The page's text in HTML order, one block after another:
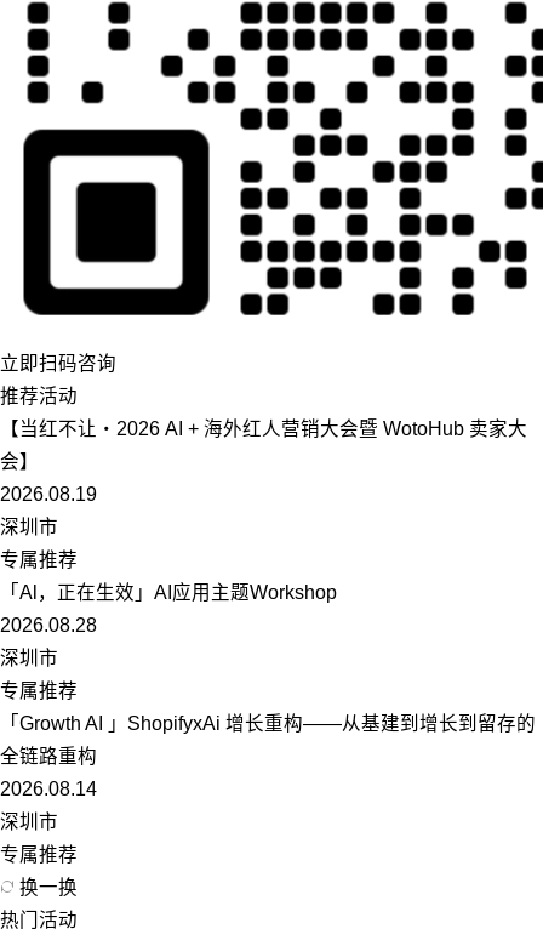
立即扫码咨询
推荐活动
【当红不让・2026 AI + 海外红人营销大会暨 WotoHub 卖家大
会】
2026.08.19
深圳市
专属推荐
「Al，正在生效」AI应用主题Workshop
2026.08.28
深圳市
专属推荐
「Growth AI 」ShopifyxAi 增长重构——从基建到增长到留存的
全链路重构
2026.08.14
深圳市
专属推荐
换一换
热门活动